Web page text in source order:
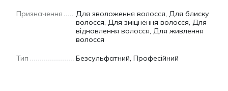
Призначення
Для зволоження волосся, Для блиску
волосся, Для зміцнення волосся, Для
відновлення волосся, Для живлення
волосся
Тип Безсульфатний, Професійний